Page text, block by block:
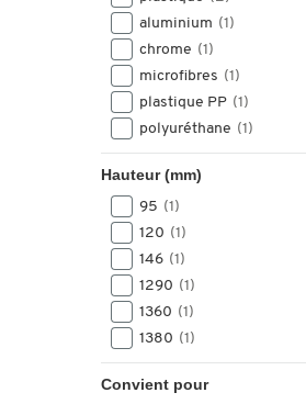
aluminium (1)
chrome (1)
microfibres (1)
plastique PP (1)
polyuréthane (1)
Hauteur (mm)
95 (1)
120 (1)
146 (1)
1290 (1)
1360 (1)
1380 (1)
Convient pour